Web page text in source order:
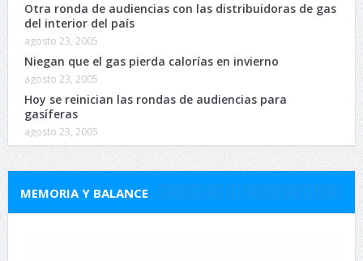
Otra ronda de audiencias con las distribuidoras de gas
del interior del país
agosto 23, 2005
Niegan que el gas pierda calorías en invierno
agosto 23, 2005
Hoy se reinician las rondas de audiencias para
gasíferas
agosto 23, 2005
MEMORIA Y BALANCE